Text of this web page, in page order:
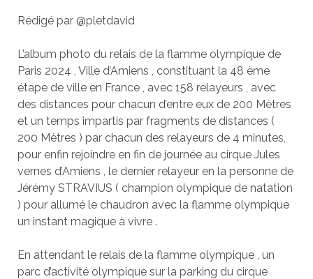
Rédigé par @pletdavid
L’album photo du relais de la flamme olympique de
Paris 2024 , Ville d’Amiens , constituant la 48 ème
étape de ville en France , avec 158 relayeurs , avec
des distances pour chacun d’entre eux de 200 Mètres
et un temps impartis par fragments de distances (
200 Mètres ) par chacun des relayeurs de 4 minutes,
pour enfin rejoindre en fin de journée au cirque Jules
vernes d’Amiens , le dernier relayeur en la personne de
Jérémy STRAVIUS ( champion olympique de natation
) pour allumé le chaudron avec la flamme olympique
un instant magique à vivre .
En attendant le relais de la flamme olympique , un
parc d’activité olympique sur la parking du cirque